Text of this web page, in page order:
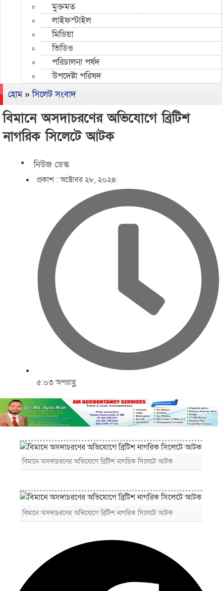
মুক্তমত
লাইফস্টাইল
মিডিয়া
ভিডিও
পরিচালনা পর্ষদ
উপদেষ্টা পরিষদ
হোম»সিলেট সংবাদ
বিমানে অসদাচরণের অভিযোগে ব্রিটিশ
নাগরিক সিলেটে আটক
নিউজ ডেস্ক
প্রকাশ :অক্টোবর ২৮, ২০২৪
৫:০৩ অপরাহ্ণ
বিমানে অসদাচরণের অভিযোগে ব্রিটিশ নাগরিক সিলেটে আটক
বিমানে অসদাচরণের অভিযোগে ব্রিটিশ নাগরিক সিলেটে আটক